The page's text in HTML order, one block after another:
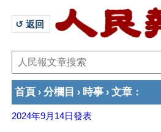
↺ 返回
首頁 › 分欄目 › 時事 › 文章 ：
2024年9月14日發表